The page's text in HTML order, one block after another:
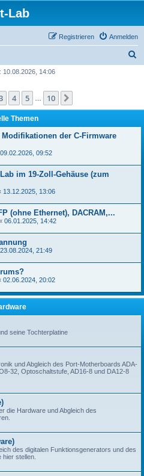
Lab
Anmelden
Registrieren
e
10.08.2026, 14:06
104 5 10
Themen
der C-Firmware
09.02.2026, 09:52
im 19-Zoll-Gehäuse (zum
13.12.2025, 13:06
(ohne Ethernet), DACRAM,...
06.01.2025, 14:42
23.08.2024, 21:49
02.06.2024, 20:02
seine Tochterplatine
und Abgleich des Port-Motherboards ADA-
32, Optoschaltstufe, AD16-8 und DA12-8
die Hardware und Abgleich des
des digitalen Funktionsgenerators und des
stellen.